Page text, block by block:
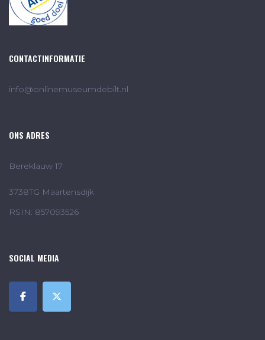
CONTACTINFORMATIE
info@onlinemuseumdebilt.nl
ONS ADRES
Bereklauw 17
3738TG Maartensdijk
RSIN: 857093526
SOCIAL MEDIA